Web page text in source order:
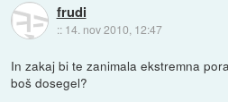
frudi
:: 14. nov 2010, 12:47
In zakaj bi te zanimala ekstremna
boš dosegel?